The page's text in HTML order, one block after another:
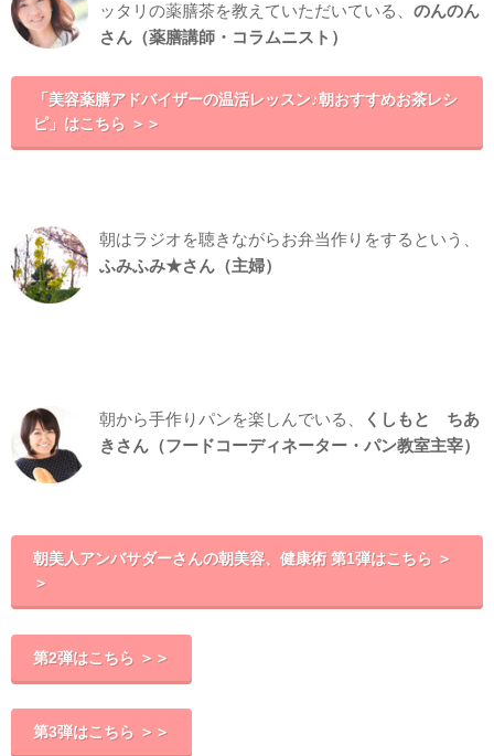
ッタリの薬膳茶を教えていただいている、 のんのん
さん（薬膳講師・コラムニスト）
「美容薬膳アドバイザーの温活レッスン♪朝おすすめお茶レシ
ピ」はこちら ＞＞
朝はラジオを聴きながらお弁当作りをするという、
ふみふみ★さん（主婦）
朝から手作りパンを楽しんでいる、
くしもと ちあ
き さん（フードコーディネーター・パン教室主宰）
朝美人アンバサダーさんの朝美容、健康術 第1弾はこちら ＞
＞
第2弾はこちら ＞＞
第3弾はこちら ＞＞